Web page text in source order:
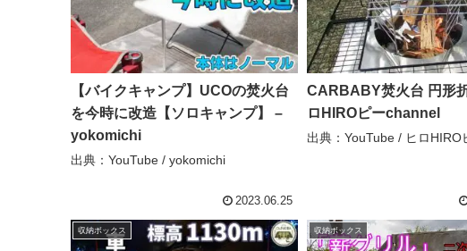
【バイクキャンプ】UCOの焚火台
を今時に改造【ソロキャンプ】 –
yokomichi
出典：YouTube / yokomichi
2023.06.25
CARBABY焚火台 円形
ロHIROピーchannel
出典：YouTube / ヒロHIRO
収納ボックス 収納ボックス